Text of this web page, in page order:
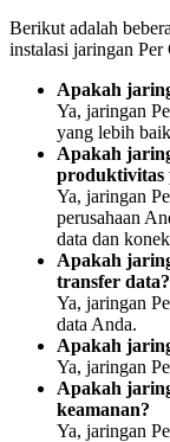
Berikut adalah
instalasi jaringan
Apakah
Ya, jaringan
yang lebih
Apakah
produktivitas
Ya, jaringan
perusahaan
data dan
Apakah
transfer data?
Ya, jaringan
data Anda.
Apakah
Ya, jaringan
Apakah
keamanan?
Ya, jaringan